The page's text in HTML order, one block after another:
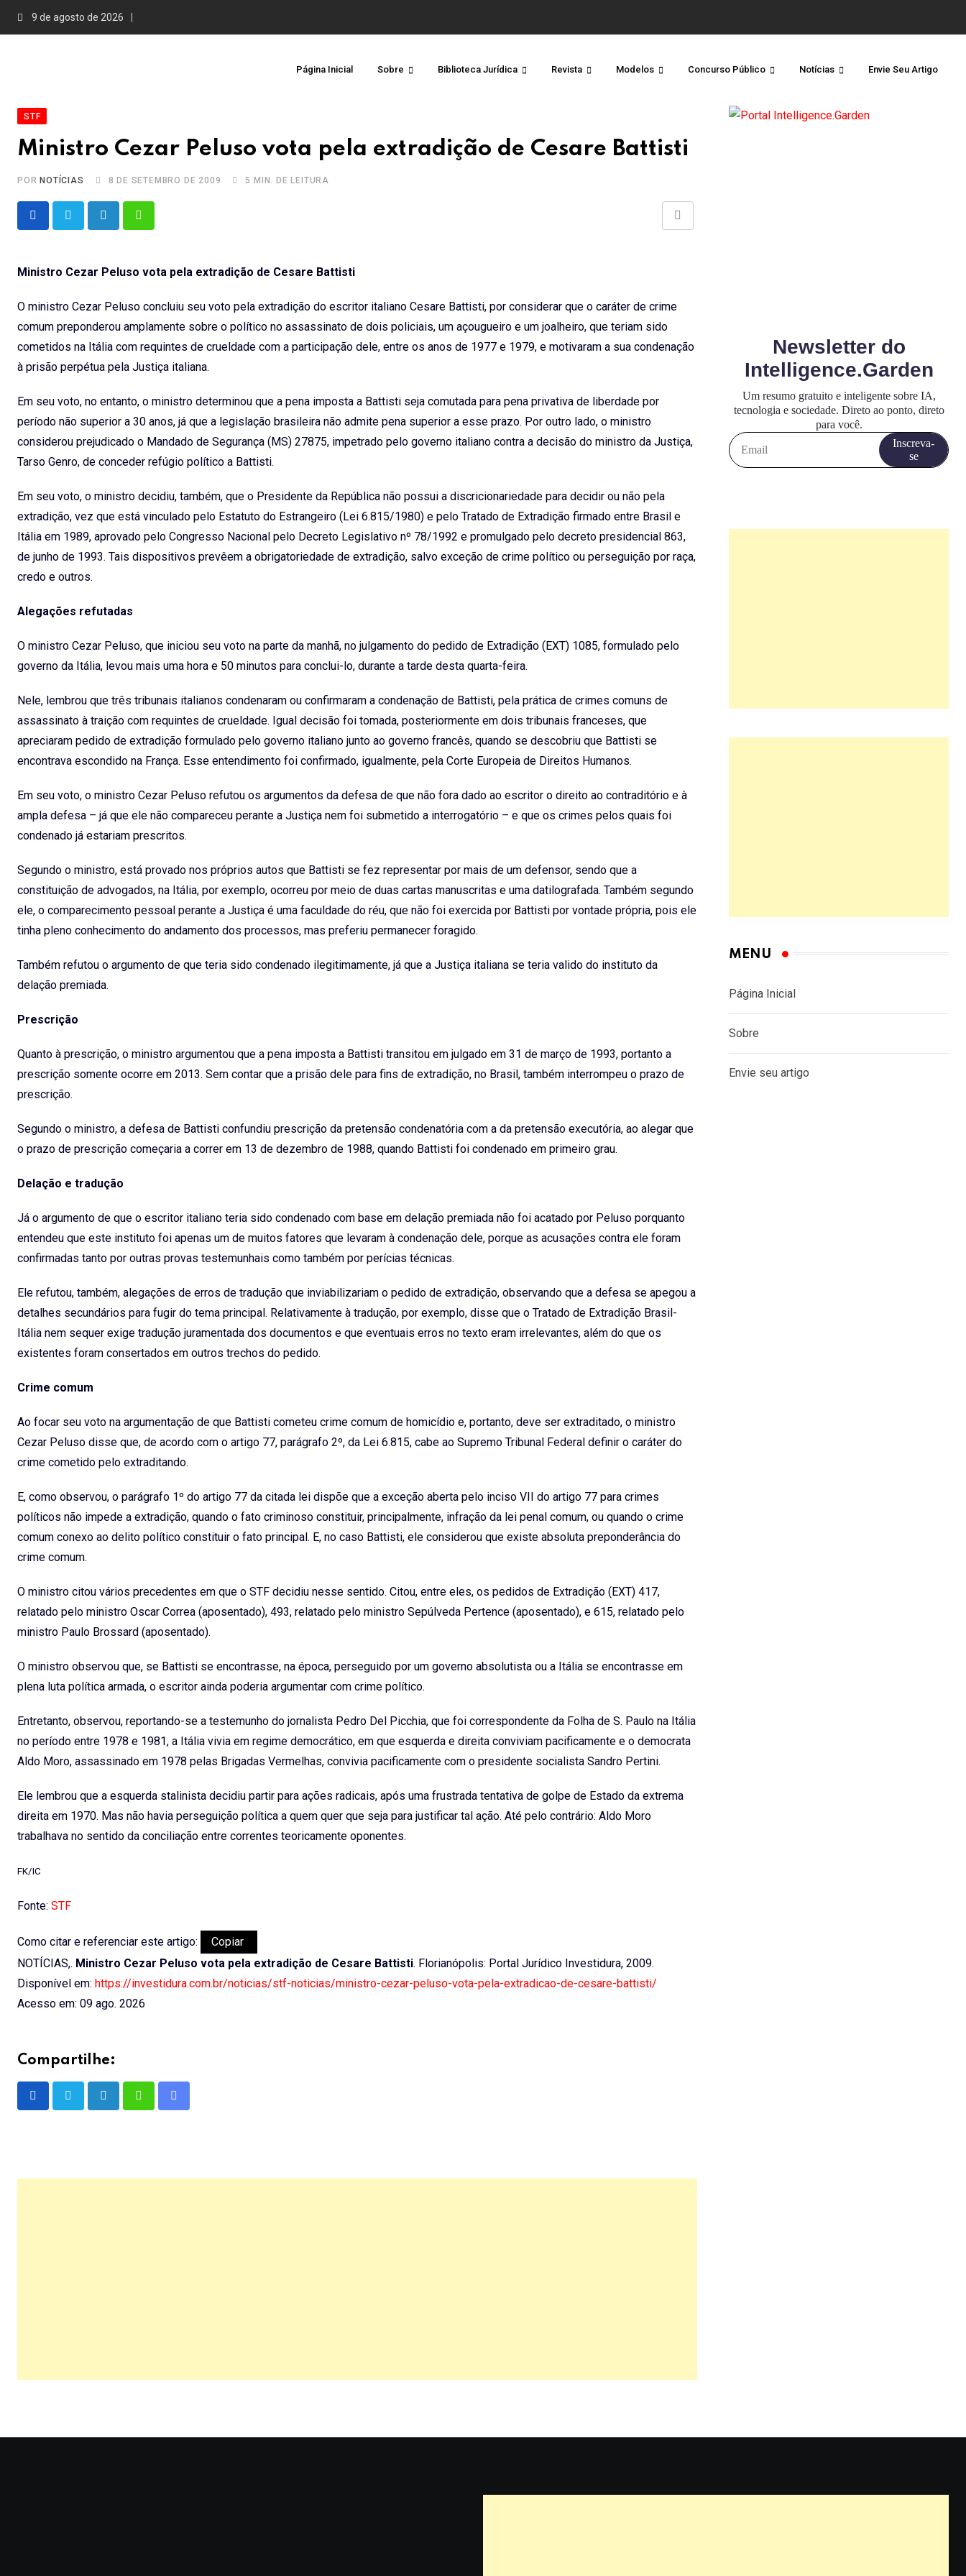
9 de agosto de 2026
Página Inicial Sobre Biblioteca Jurídica Revista Modelos Concurso Público Notícias Envie Seu Artigo
STF
Ministro Cezar Peluso vota pela extradição de Cesare Battisti
PORNOTÍCIAS 8 DE SETEMBRO DE 2009 5 MIN. DE LEITURA
LinkedInWhatsapp
Share
Ministro Cezar Peluso vota pela extradição de Cesare Battisti
O ministro Cezar Peluso concluiu seu voto pela extradição do escritor italiano Cesare Battisti, por considerar que o caráter de crime
comum preponderou amplamente sobre o político no assassinato de dois policiais, um açougueiro e um joalheiro, que teriam sido
cometidos na Itália com requintes de crueldade com a participação dele, entre os anos de 1977 e 1979, e motivaram a sua condenação
à prisão perpétua pela Justiça italiana.
Em seu voto, no entanto, o ministro determinou que a pena imposta a Battisti seja comutada para pena privativa de liberdade por
período não superior a 30 anos, já que a legislação brasileira não admite pena superior a esse prazo. Por outro lado, o ministro
considerou prejudicado o Mandado de Segurança (MS) 27875, impetrado pelo governo italiano contra a decisão do ministro da Justiça,
Tarso Genro, de conceder refúgio político a Battisti.
Em seu voto, o ministro decidiu, também, que o Presidente da República não possui a discricionariedade para decidir ou não pela
extradição, vez que está vinculado pelo Estatuto do Estrangeiro (Lei 6.815/1980) e pelo Tratado de Extradição firmado entre Brasil e
Itália em 1989, aprovado pelo Congresso Nacional pelo Decreto Legislativo nº 78/1992 e promulgado pelo decreto presidencial 863,
de junho de 1993. Tais dispositivos prevêem a obrigatoriedade de extradição, salvo exceção de crime político ou perseguição por raça,
credo e outros.
Alegações refutadas
O ministro Cezar Peluso, que iniciou seu voto na parte da manhã, no julgamento do pedido de Extradição (EXT) 1085, formulado pelo
governo da Itália, levou mais uma hora e 50 minutos para conclui-lo, durante a tarde desta quarta-feira.
Nele, lembrou que três tribunais italianos condenaram ou confirmaram a condenação de Battisti, pela prática de crimes comuns de
assassinato à traição com requintes de crueldade. Igual decisão foi tomada, posteriormente em dois tribunais franceses, que
apreciaram pedido de extradição formulado pelo governo italiano junto ao governo francês, quando se descobriu que Battisti se
encontrava escondido na França. Esse entendimento foi confirmado, igualmente, pela Corte Europeia de Direitos Humanos.
Em seu voto, o ministro Cezar Peluso refutou os argumentos da defesa de que não fora dado ao escritor o direito ao contraditório e à
ampla defesa – já que ele não compareceu perante a Justiça nem foi submetido a interrogatório – e que os crimes pelos quais foi
condenado já estariam prescritos.
Segundo o ministro, está provado nos próprios autos que Battisti se fez representar por mais de um defensor, sendo que a
constituição de advogados, na Itália, por exemplo, ocorreu por meio de duas cartas manuscritas e uma datilografada. Também segundo
ele, o comparecimento pessoal perante a Justiça é uma faculdade do réu, que não foi exercida por Battisti por vontade própria, pois ele
tinha pleno conhecimento do andamento dos processos, mas preferiu permanecer foragido.
Também refutou o argumento de que teria sido condenado ilegitimamente, já que a Justiça italiana se teria valido do instituto da
delação premiada.
Prescrição
Quanto à prescrição, o ministro argumentou que a pena imposta a Battisti transitou em julgado em 31 de março de 1993, portanto a
prescrição somente ocorre em 2013. Sem contar que a prisão dele para fins de extradição, no Brasil, também interrompeu o prazo de
prescrição.
Segundo o ministro, a defesa de Battisti confundiu prescrição da pretensão condenatória com a da pretensão executória, ao alegar que
o prazo de prescrição começaria a correr em 13 de dezembro de 1988, quando Battisti foi condenado em primeiro grau.
Delação e tradução
Já o argumento de que o escritor italiano teria sido condenado com base em delação premiada não foi acatado por Peluso porquanto
entendeu que este instituto foi apenas um de muitos fatores que levaram à condenação dele, porque as acusações contra ele foram
confirmadas tanto por outras provas testemunhais como também por perícias técnicas.
Ele refutou, também, alegações de erros de tradução que inviabilizariam o pedido de extradição, observando que a defesa se apegou a
detalhes secundários para fugir do tema principal. Relativamente à tradução, por exemplo, disse que o Tratado de Extradição Brasil-
Itália nem sequer exige tradução juramentada dos documentos e que eventuais erros no texto eram irrelevantes, além do que os
existentes foram consertados em outros trechos do pedido.
Crime comum
Ao focar seu voto na argumentação de que Battisti cometeu crime comum de homicídio e, portanto, deve ser extraditado, o ministro
Cezar Peluso disse que, de acordo com o artigo 77, parágrafo 2º, da Lei 6.815, cabe ao Supremo Tribunal Federal definir o caráter do
crime cometido pelo extraditando.
E, como observou, o parágrafo 1º do artigo 77 da citada lei dispõe que a exceção aberta pelo inciso VII do artigo 77 para crimes
políticos não impede a extradição, quando o fato criminoso constituir, principalmente, infração da lei penal comum, ou quando o crime
comum conexo ao delito político constituir o fato principal. E, no caso Battisti, ele considerou que existe absoluta preponderância do
crime comum.
O ministro citou vários precedentes em que o STF decidiu nesse sentido. Citou, entre eles, os pedidos de Extradição (EXT) 417,
relatado pelo ministro Oscar Correa (aposentado), 493, relatado pelo ministro Sepúlveda Pertence (aposentado), e 615, relatado pelo
ministro Paulo Brossard (aposentado).
O ministro observou que, se Battisti se encontrasse, na época, perseguido por um governo absolutista ou a Itália se encontrasse em
plena luta política armada, o escritor ainda poderia argumentar com crime político.
Entretanto, observou, reportando-se a testemunho do jornalista Pedro Del Picchia, que foi correspondente da Folha de S. Paulo na Itália
no período entre 1978 e 1981, a Itália vivia em regime democrático, em que esquerda e direita conviviam pacificamente e o democrata
Aldo Moro, assassinado em 1978 pelas Brigadas Vermelhas, convivia pacificamente com o presidente socialista Sandro Pertini.
Ele lembrou que a esquerda stalinista decidiu partir para ações radicais, após uma frustrada tentativa de golpe de Estado da extrema
direita em 1970. Mas não havia perseguição política a quem quer que seja para justificar tal ação. Até pelo contrário: Aldo Moro
trabalhava no sentido da conciliação entre correntes teoricamente oponentes.
FK/IC
Fonte: STF
Como citar e referenciar este artigo:
Copiar
NOTÍCIAS,. Ministro Cezar Peluso vota pela extradição de Cesare Battisti. Florianópolis: Portal Jurídico Investidura, 2009.
Disponível em: https://investidura.com.br/noticias/stf-noticias/ministro-cezar-peluso-vota-pela-extradicao-de-cesare-battisti/
Acesso em: 09 ago. 2026
Compartilhe:
LinkedInWhatsappShare